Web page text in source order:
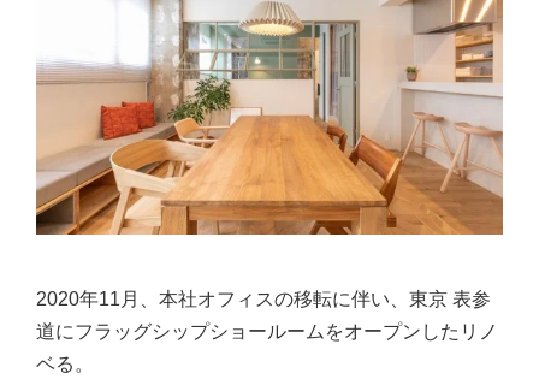
2020年11月、本社オフィスの移転に伴い、東京 表参
道にフラッグシップショールームをオープンしたリノ
ベる。